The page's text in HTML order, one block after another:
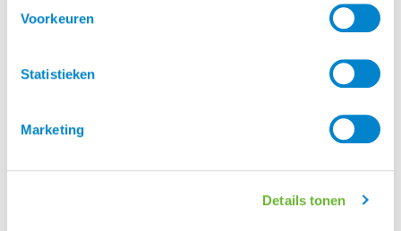
Voorkeuren
Statistieken
Marketing
Details tonen
Doordat het Sweet Iron gedurende korte tijd is
verkregen. Het roestproces (oxidatie) verandert de
blauwe kleur van de Sweet Iron-bitten in bruingrijs.
eventuele beschadigingen mogen bitten niet